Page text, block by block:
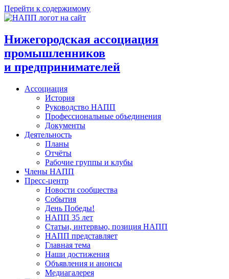
Перейти к содержимому
Нижегородская ассоциация
промышленников
и предпринимателей
Ассоциация
История
Руководство НАПП
Профессиональные объединения
Документы
Деятельность
Планы
Отчёты
Рабочие группы и клубы
Члены НАПП
Пресс-центр
Новости сообщества
События
День Победы!
НАПП 35 лет
Статьи, интервью, позиция НАПП
НАПП представляет
Главная тема
Наши достижения
Объявления и анонсы
Медиагалерея